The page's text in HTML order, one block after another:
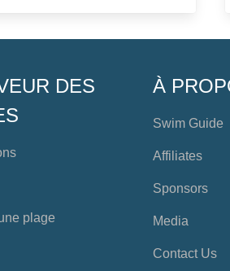
DES
plage
À
Swim Guide
Affiliates
Sponsors
Media
Contact Us